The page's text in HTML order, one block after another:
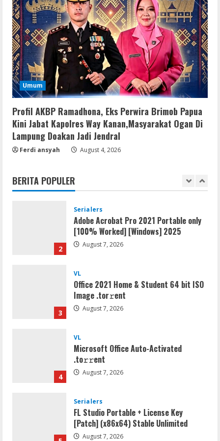
Umum
Profil AKBP Ramadhona, Eks Perwira Brimob Papua
Kini Jabat Kapolres Way Kanan,Masyarakat Ogan Di
Lampung Doakan Jadi Jendral
Ferdi ansyah August 4, 2026
BERITA POPULER
4
VL
Microsoft Office Auto-Activated
.tо𝚛𝚛еnt
August 7, 2026
5
Serialers
FL Studio Portable + License Key
August 7, 2026
1
Umum
Kemarau Panjang Picu Kebakaran di
2
Serialers
Adobe Acrobat Pro 2021 Portable only
[100% Worked] [Windows] 2025
August 7, 2026
3
VL
Office 2021 Home & Student 64 bit ISO
Image .tоr𝚛еnt
August 7, 2026
4
VL
Microsoft Office Auto-Activated
.tо𝚛𝚛еnt
August 7, 2026
Serialers
FL Studio Portable + License Key
[Patch] (x86x64) Stable Unlimited
August 7, 2026